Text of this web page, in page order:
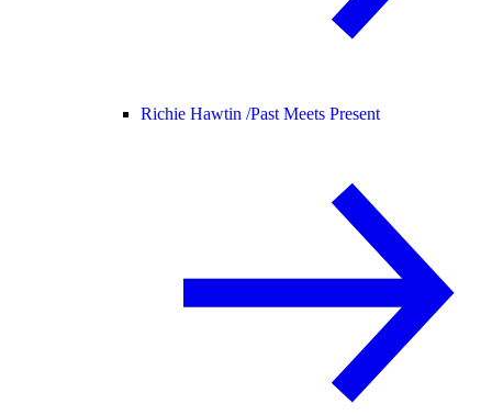
Richie Hawtin /Past Meets Present